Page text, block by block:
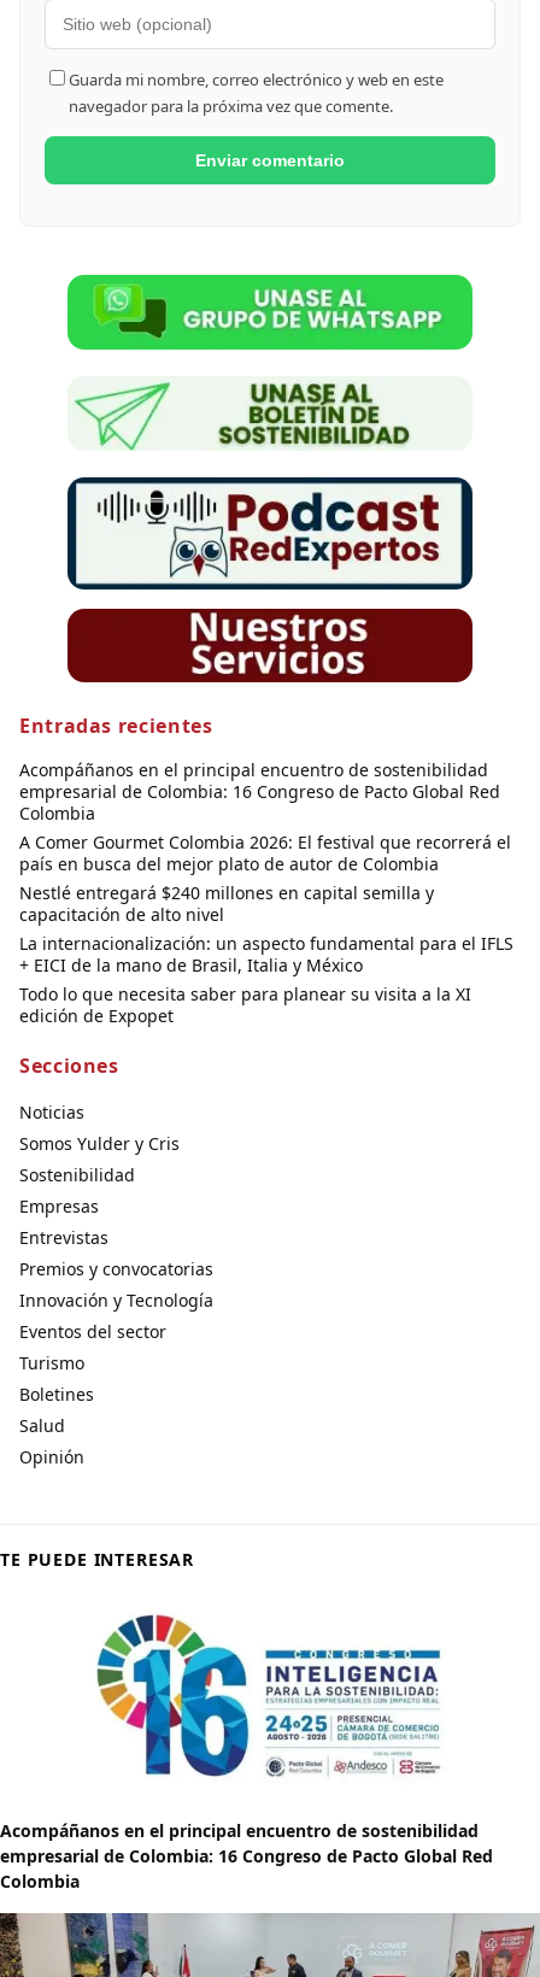
Guarda mi nombre, correo electrónico y web en este
navegador para la próxima vez que comente.
Entradas recientes
Acompáñanos en el principal encuentro de sostenibilidad
empresarial de Colombia: 16 Congreso de Pacto Global Red
Colombia
A Comer Gourmet Colombia 2026: El festival que recorrerá el
país en busca del mejor plato de autor de Colombia
Nestlé entregará $240 millones en capital semilla y
capacitación de alto nivel
La internacionalización: un aspecto fundamental para el IFLS
+ EICI de la mano de Brasil, Italia y México
Todo lo que necesita saber para planear su visita a la XI
edición de Expopet
Secciones
Noticias
Somos Yulder y Cris
Sostenibilidad
Empresas
Entrevistas
Premios y convocatorias
Innovación y Tecnología
Eventos del sector
Turismo
Boletines
Salud
Opinión
TE PUEDE INTERESAR
Acompáñanos en el principal encuentro de sostenibilidad
empresarial de Colombia: 16 Congreso de Pacto Global Red
Colombia